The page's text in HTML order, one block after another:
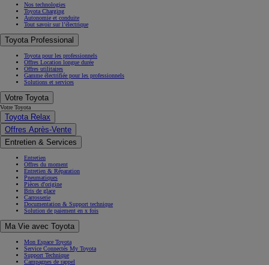
Nos technologies
Toyota Charging
Autonomie et conduite
Tout savoir sur l’électrique
Toyota Professional
Toyota pour les professionnels
Offres Location longue durée
Offres utilitaires
Gamme électrifiée pour les professionnels
Solutions et services
Votre Toyota
Votre Toyota
Toyota Relax
Offres Après-Vente
Entretien & Services
Entretien
Offres du moment
Entretien & Réparation
Pneumatiques
Pièces d'origine
Bris de glace
Carrosserie
Documentation & Support technique
Solution de paiement en x fois
Ma Vie avec Toyota
Mon Espace Toyota
Service Connectés My Toyota
Support Technique
Campagnes de rappel